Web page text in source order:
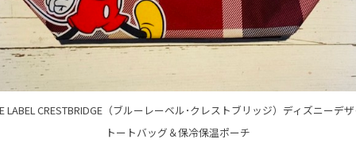
LABEL CRESTBRIDGE（ブルーレーベル･クレストブリッジ）ディズニーデ
トートバッグ＆保冷保温ポーチ